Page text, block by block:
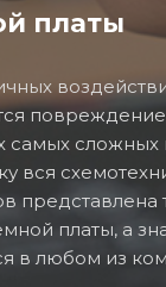
платы
самых сложных
вся
представлена
платы, а
в любом из